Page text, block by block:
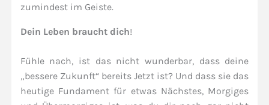
zumindest im Geiste.
Dein Leben braucht dich!
Fühle nach, ist das nicht wunderbar, dass deine
„bessere Zukunft“ bereits Jetzt ist? Und dass sie das
heutige Fundament für etwas Nächstes, Morgiges